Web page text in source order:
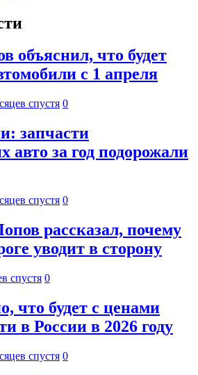
объяснил, что будет
с 1 апреля
спустя 0
запчасти
авто за год подорожали
спустя 0
рассказал, почему
уводит в сторону
спустя 0
что будет с ценами
в России в 2026 году
спустя 0